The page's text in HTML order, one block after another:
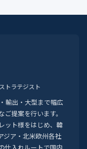
トラテジスト
輸出・大型まで幅広
提案を行います。
ット様をはじめ、韓
ジア・北米欧州各社
仕入れルートで国内